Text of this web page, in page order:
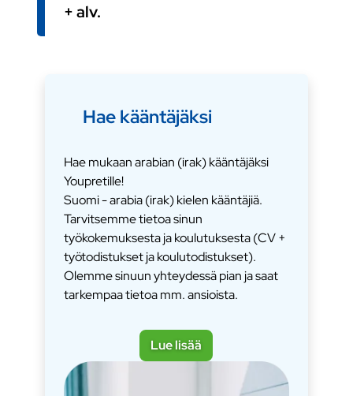
+ alv.
Hae kääntäjäksi
Hae mukaan arabian (irak) kääntäjäksi
Youpretille!
Suomi - arabia (irak) kielen kääntäjiä.
Tarvitsemme tietoa sinun
työkokemuksesta ja koulutuksesta (CV +
työtodistukset ja koulutodistukset).
Olemme sinuun yhteydessä pian ja saat
tarkempaa tietoa mm. ansioista.
Lue lisää